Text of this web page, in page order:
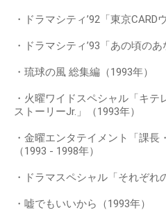
・ドラマシティ’92「東京CARD
・ドラマシティ’93「あの頃のあ
・琉球の風 総集編（1993年）
・火曜ワイドスペシャル「キ
ストーリーJr.」（1993年）
・金曜エンタテイメント「課
（1993 - 1998年）
・ドラマスペシャル「それぞれ
・嘘でもいいから（1993年）